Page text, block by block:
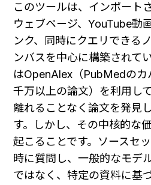
このツールは、インポート
ウェブページ、YouTube動
ンク、同時にクエリできる
ンバスを中心に構築されて
はOpenAlex（PubMedの
千万以上の論文）を利用し
離れることなく論文を発見
す。しかし、その中核的な
起こることです。ソースセ
時に質問し、一般的なモデ
ではなく、特定の資料に基